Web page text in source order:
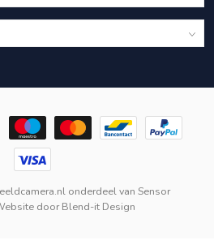
onderdeel van Sensor
doorBlend-it Design